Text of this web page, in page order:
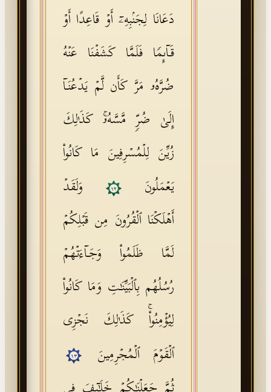
دَعَانَا لِجَنۢبِهِۦۤ أَوۡ قَاعِدًا أَوۡ
قَاۤىِٕمࣰا فَلَمَّا كَشَفۡنَا عَنۡهُ
ضُرَّهُۥ مَرَّ كَأَن لَّمۡ یَدۡعُنَاۤ
إِلَىٰ ضُرࣲّ مَّسَّهُۥۚ كَذَ ٰ⁠لِكَ
زُیِّنَ لِلۡمُسۡرِفِینَ مَا كَانُوا۟
یَعۡمَلُونَ
١٢
وَلَقَدۡ
أَهۡلَكۡنَا ٱلۡقُرُونَ مِن قَبۡلِكُمۡ
لَمَّا ظَلَمُوا۟ وَجَاۤءَتۡهُمۡ
رُسُلُهُم بِٱلۡبَیِّنَـٰتِ وَمَا كَانُوا۟
لِیُؤۡمِنُوا۟ۚ كَذَ ٰ⁠لِكَ نَجۡزِی
ٱلۡقَوۡمَ ٱلۡمُجۡرِمِینَ
١٣